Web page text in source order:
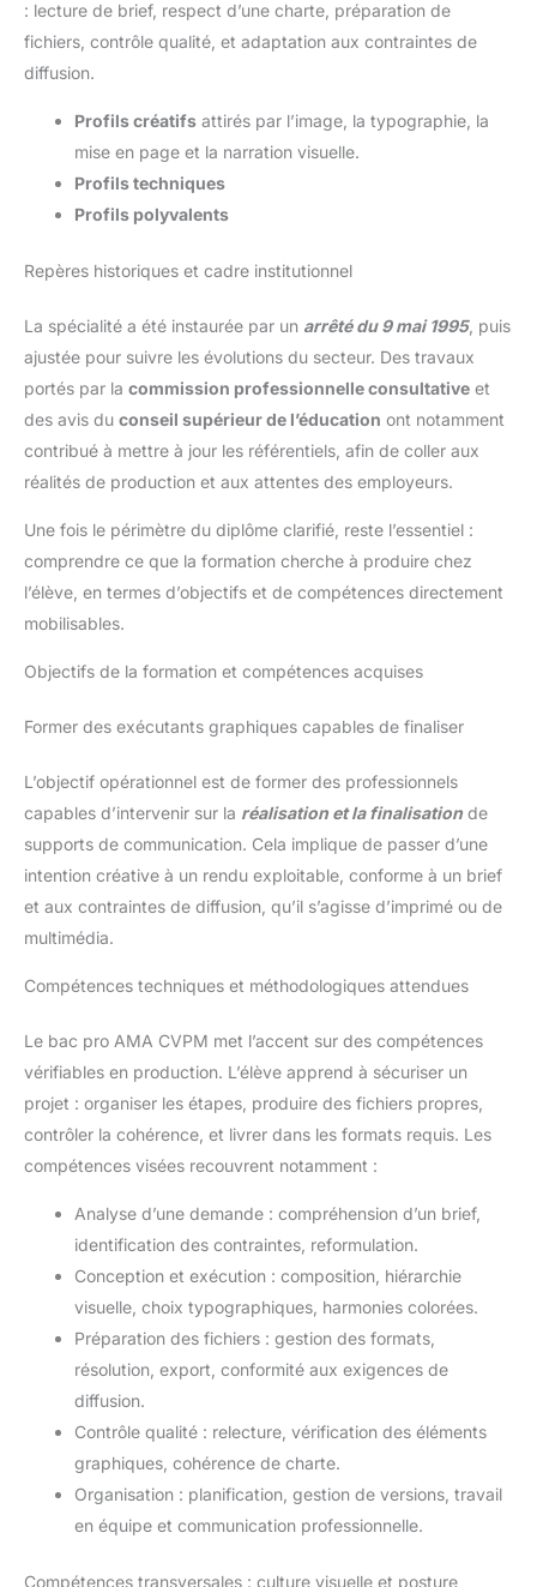
: lecture de brief, respect d’une charte, préparation de
fichiers, contrôle qualité, et adaptation aux contraintes de
diffusion.
Profils créatifs attirés par l’image, la typographie, la
mise en page et la narration visuelle.
Profils techniques
Profils polyvalents
Repères historiques et cadre institutionnel
La spécialité a été instaurée par un arrêté du 9 mai 1995, puis
ajustée pour suivre les évolutions du secteur. Des travaux
portés par la commission professionnelle consultative et
des avis du conseil supérieur de l’éducation ont notamment
contribué à mettre à jour les référentiels, afin de coller aux
réalités de production et aux attentes des employeurs.
Une fois le périmètre du diplôme clarifié, reste l’essentiel :
comprendre ce que la formation cherche à produire chez
l’élève, en termes d’objectifs et de compétences directement
mobilisables.
Objectifs de la formation et compétences acquises
Former des exécutants graphiques capables de finaliser
L’objectif opérationnel est de former des professionnels
capables d’intervenir sur la réalisation et la finalisation de
supports de communication. Cela implique de passer d’une
intention créative à un rendu exploitable, conforme à un brief
et aux contraintes de diffusion, qu’il s’agisse d’imprimé ou de
multimédia.
Compétences techniques et méthodologiques attendues
Le bac pro AMA CVPM met l’accent sur des compétences
vérifiables en production. L’élève apprend à sécuriser un
projet : organiser les étapes, produire des fichiers propres,
contrôler la cohérence, et livrer dans les formats requis. Les
compétences visées recouvrent notamment :
Analyse d’une demande : compréhension d’un brief,
identification des contraintes, reformulation.
Conception et exécution : composition, hiérarchie
visuelle, choix typographiques, harmonies colorées.
Préparation des fichiers : gestion des formats,
résolution, export, conformité aux exigences de
diffusion.
Contrôle qualité : relecture, vérification des éléments
graphiques, cohérence de charte.
Organisation : planification, gestion de versions, travail
en équipe et communication professionnelle.
Compétences transversales : culture visuelle et posture